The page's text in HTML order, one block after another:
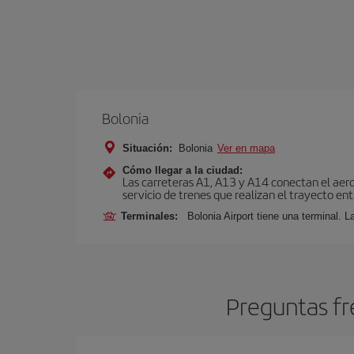
Bolonia
Situación: Bolonia Ver en mapa
Cómo llegar a la ciudad:
Las carreteras A1, A13 y A14 conectan el
servicio de trenes que realizan el trayecto
Terminales: Bolonia Airport tiene una terminal.
Preguntas